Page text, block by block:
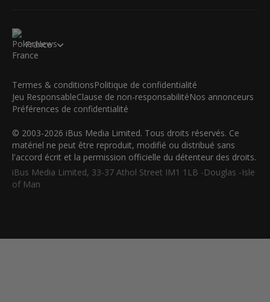
France
Termes & conditionsPolitique de confidentialité
Jeu ResponsableClause de non-responsabilitéNos annonceurs
Préférences de confidentialité
© 2003-2026 iBus Media Limited. Tous droits réservés. Ce
matériel ne peut être reproduit, modifié ou distribué sans
l'accord écrit et la permission officielle du détenteur des droits.
iBus Media Limited, 33-37 Athol Street IM1 1LB -Douglas -Isle
of Man